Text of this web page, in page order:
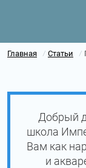
Главная / Статьи /
Добрый
школа
Вам как
и